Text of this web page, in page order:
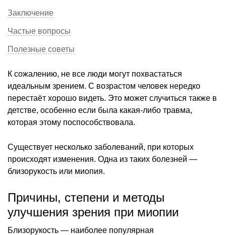
Заключение
Частые вопросы
Полезные советы
К сожалению, не все люди могут похвастаться
идеальным зрением. С возрастом человек нередко
перестаёт хорошо видеть. Это может случиться также в
детстве, особенно если была какая-либо травма,
которая этому поспособствовала.
Существует несколько заболеваний, при которых
происходят изменения. Одна из таких болезней —
близорукость или миопия.
Причины, степени и методы
улучшения зрения при миопии
Близорукость — наиболее популярная